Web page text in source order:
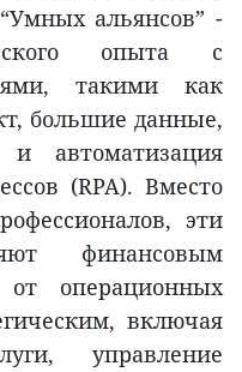
альянсов” -
опыта с
такими как
большие данные,
автоматизация
(RPA). Вместо
эти
финансовым
от операционных
включая
управление